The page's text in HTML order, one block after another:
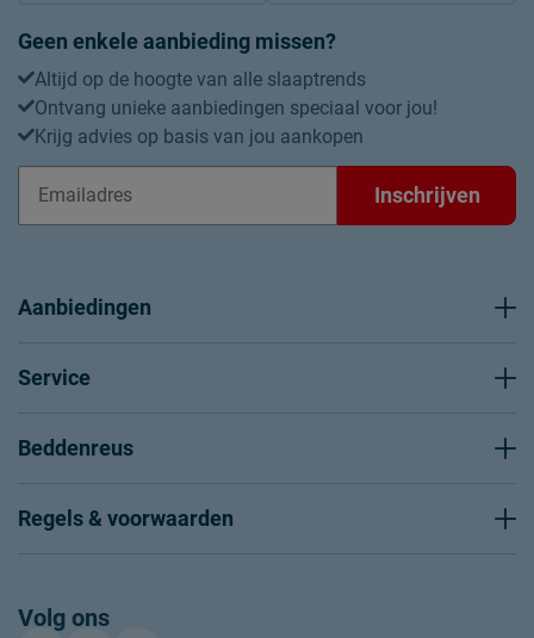
Geen enkele aanbieding missen?
Altijd op de hoogte van alle slaaptrends
Ontvang unieke aanbiedingen speciaal voor jou!
Krijg advies op basis van jou aankopen
Inschrijven
Aanbiedingen
Service
Beddenreus
Regels & voorwaarden
Volg ons